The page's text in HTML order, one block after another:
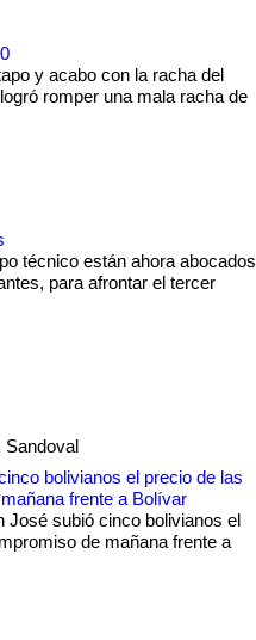
y acabo con la racha del
romper una mala racha de
técnico están ahora abocados
para afrontar el tercer
Sandoval
bolivianos el precio de las
frente a Bolívar
José subió cinco bolivianos el
de mañana frente a